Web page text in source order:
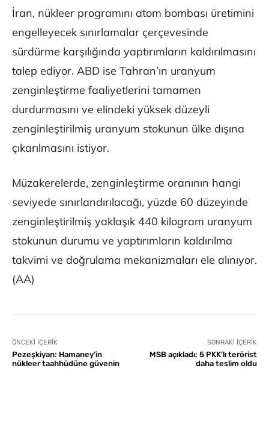
İran, nükleer programını atom bombası üretimini
engelleyecek sınırlamalar çerçevesinde
sürdürme karşılığında yaptırımların kaldırılmasını
talep ediyor. ABD ise Tahran’ın uranyum
zenginleştirme faaliyetlerini tamamen
durdurmasını ve elindeki yüksek düzeyli
zenginleştirilmiş uranyum stokunun ülke dışına
çıkarılmasını istiyor.
Müzakerelerde, zenginleştirme oranının hangi
seviyede sınırlandırılacağı, yüzde 60 düzeyinde
zenginleştirilmiş yaklaşık 440 kilogram uranyum
stokunun durumu ve yaptırımların kaldırılma
takvimi ve doğrulama mekanizmaları ele alınıyor.
(AA)
ÖNCEKI İÇERIK
Pezeşkiyan: Hamaney’in
nükleer taahhüdüne güvenin
SONRAKI İÇERIK
MSB açıkladı: 5 PKK’lı terörist
daha teslim oldu